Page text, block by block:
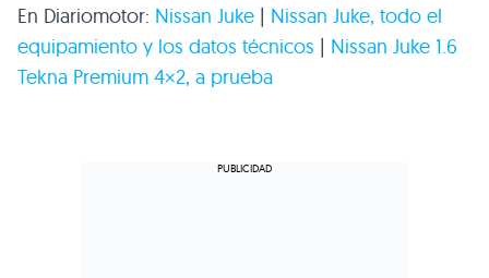
En Diariomotor: Nissan Juke | Nissan Juke, todo el
equipamiento y los datos técnicos | Nissan Juke 1.6
Tekna Premium 4×2, a prueba